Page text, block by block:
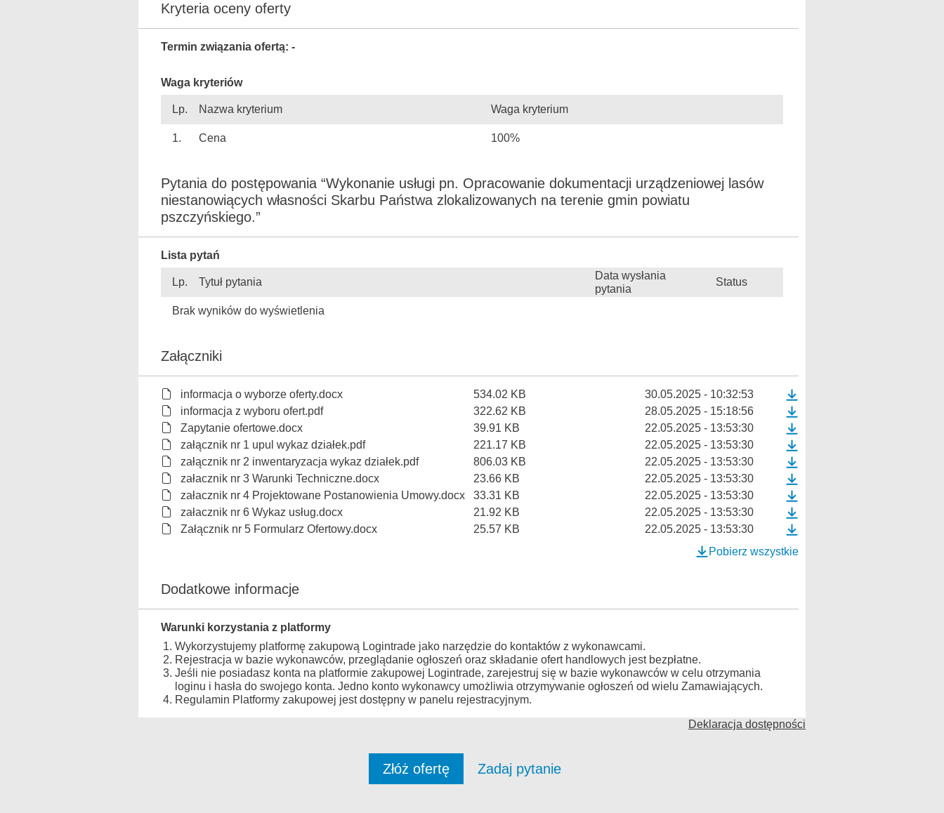
Kryteria oceny oferty
Termin związania ofertą: -
Waga kryteriów
Lp. Nazwa kryterium Waga kryterium
1. Cena 100%
Pytania do postępowania “Wykonanie usługi pn. Opracowanie dokumentacji urządzeniowej lasów
niestanowiących własności Skarbu Państwa zlokalizowanych na terenie gmin powiatu
pszczyńskiego.”
Lista pytań
Lp. Tytuł pytania
Data wysłania
pytania
Status
Brak wyników do wyświetlenia
Załączniki
informacja o wyborze oferty.docx 534.02 KB
30.05.2025 - 10:32:53
informacja z wyboru ofert.pdf
322.62 KB
28.05.2025 - 15:18:56
Zapytanie ofertowe.docx
39.91 KB
22.05.2025 - 13:53:30
załącznik nr 1 upul wykaz działek.pdf
221.17 KB
22.05.2025 - 13:53:30
załącznik nr 2 inwentaryzacja wykaz działek.pdf
806.03 KB
22.05.2025 - 13:53:30
załacznik nr 3 Warunki Techniczne.docx
23.66 KB
22.05.2025 - 13:53:30
załacznik nr 4 Projektowane Postanowienia Umowy.docx
33.31 KB
22.05.2025 - 13:53:30
załacznik nr 6 Wykaz usług.docx
21.92 KB
22.05.2025 - 13:53:30
Załącznik nr 5 Formularz Ofertowy.docx
25.57 KB
22.05.2025 - 13:53:30
Pobierz wszystkie
Dodatkowe informacje
Warunki korzystania z platformy
Wykorzystujemy platformę zakupową Logintrade jako narzędzie do kontaktów z wykonawcami.
Rejestracja w bazie wykonawców, przeglądanie ogłoszeń oraz składanie ofert handlowych jest bezpłatne.
Jeśli nie posiadasz konta na platformie zakupowej Logintrade, zarejestruj się w bazie wykonawców w celu otrzymania
loginu i hasła do swojego konta. Jedno konto wykonawcy umożliwia otrzymywanie ogłoszeń od wielu Zamawiających.
Regulamin Platformy zakupowej jest dostępny w panelu rejestracyjnym.
Deklaracja dostępności
Złóż ofertę Zadaj pytanie